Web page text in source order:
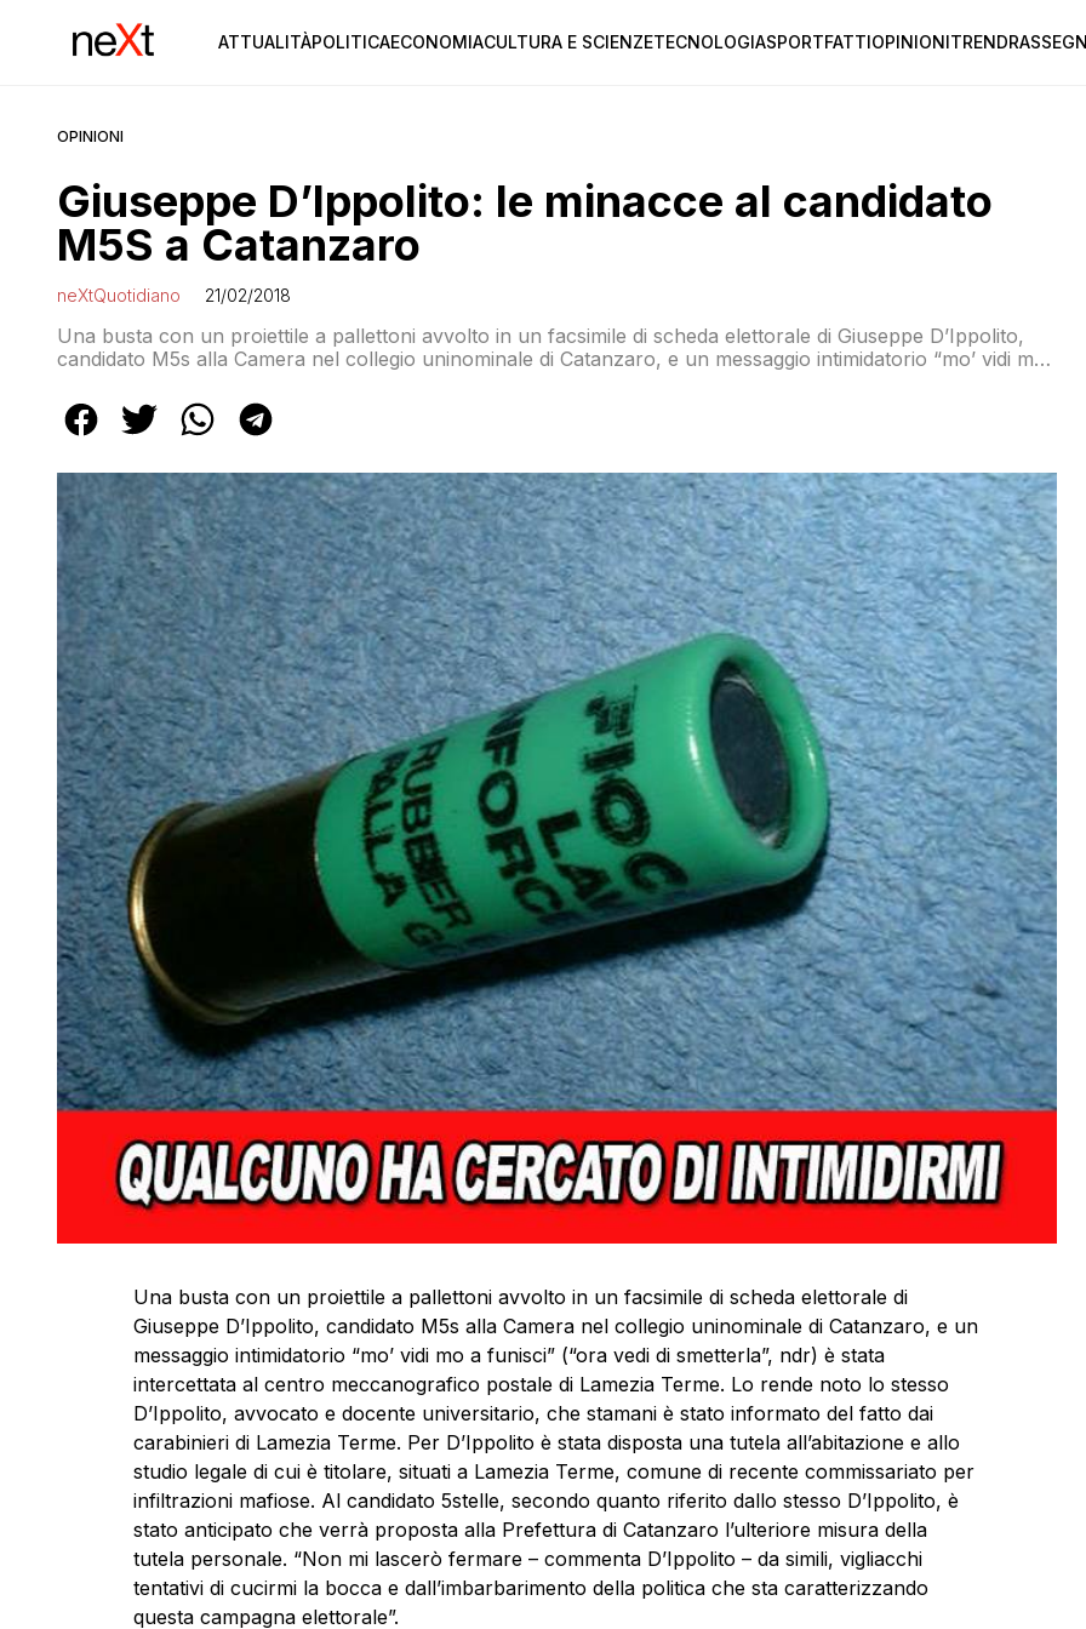
ATTUALITÀPOLITICAECONOMIACULTURA E SCIENZETECNOLOGIASPORTFATTIOPINIONITREND
OPINIONI
Giuseppe D’Ippolito: le minacce al candidato
M5S a Catanzaro
neXtQuotidiano 21/02/2018
Una busta con un proiettile a pallettoni avvolto in un facsimile di scheda elettorale di Giuseppe D’Ippolito,
candidato M5s alla Camera nel collegio uninominale di Catanzaro, e un messaggio intimidatorio “mo’ vidi mo
Terme. Lo rende noto lo stesso […]
Una busta con un proiettile a pallettoni avvolto in un facsimile di scheda elettorale di
Giuseppe D’Ippolito, candidato M5s alla Camera nel collegio uninominale di Catanzaro, e un
messaggio intimidatorio “mo’ vidi mo a funisci” (“ora vedi di smetterla”, ndr) è stata
intercettata al centro meccanografico postale di Lamezia Terme. Lo rende noto lo stesso
D’Ippolito, avvocato e docente universitario, che stamani è stato informato del fatto dai
carabinieri di Lamezia Terme. Per D’Ippolito è stata disposta una tutela all’abitazione e allo
studio legale di cui è titolare, situati a Lamezia Terme, comune di recente commissariato per
infiltrazioni mafiose. Al candidato 5stelle, secondo quanto riferito dallo stesso D’Ippolito, è
stato anticipato che verrà proposta alla Prefettura di Catanzaro l’ulteriore misura della
tutela personale. “Non mi lascerò fermare – commenta D’Ippolito – da simili, vigliacchi
tentativi di cucirmi la bocca e dall’imbarbarimento della politica che sta caratterizzando
questa campagna elettorale”.